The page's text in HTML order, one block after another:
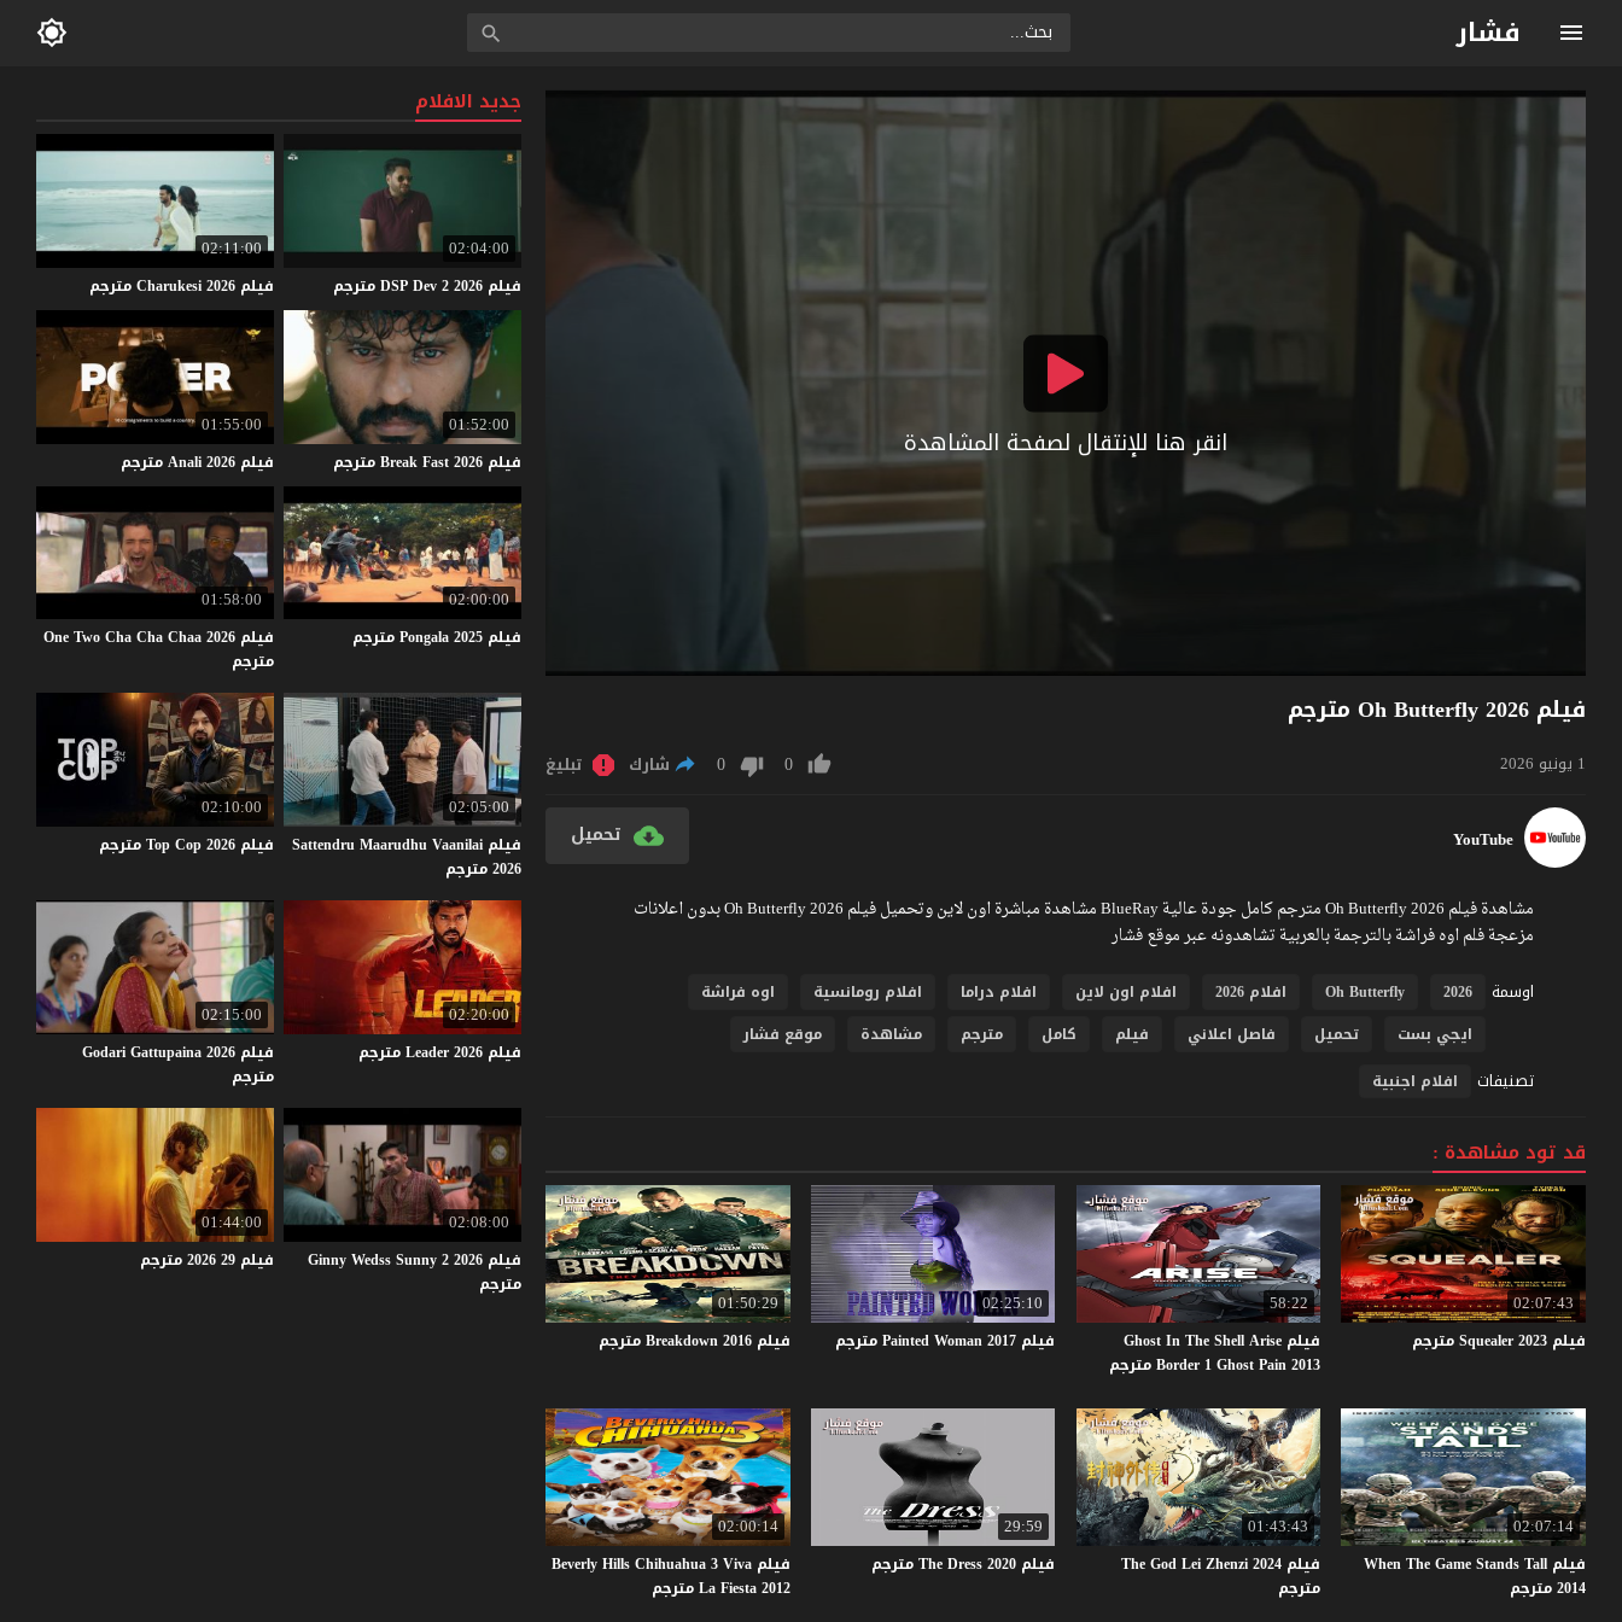
فشار
انقر هنا للإنتقال لصفحة المشاهدة
فيلم Oh Butterfly 2026 مترجم
1 يونيو 2026 0
0 شارك تبليغ
YouTube تحميل
مشاهدة فيلم Oh Butterfly 2026 مترجم كامل جودة عالية BlueRay مشاهدة مباشرة اون لاين وتحميل فيلم Oh Butterfly 2026 بدون اعلانات
مزعجة فلم اوه فراشة بالترجمة بالعربية تشاهدونه عبر موقع فشار
اوسمة
2026
Oh Butterfly افلام 2026 افلام اون لاين افلام دراما افلام رومانسية
اوه فراشة
ايجي بست
تحميل فاصل اعلاني فيلم كامل مترجم مشاهدة موقع فشار
تصنيفات افلام اجنبية
قد تود مشاهدة :
02:07:43
فيلم Squealer2023 مترجم
58:22
فيلم Ghost In The Shell Arise
Border 1 Ghost Pain 2013 مترجم
02:25:10
فيلم Painted Woman 2017 مترجم
01:50:29
فيلم Breakdown2016 مترجم
02:07:14
فيلم When The Game Stands Tall
2014 مترجم
01:43:43
فيلم The God Lei Zhenzi 2024
مترجم
29:59
فيلم The Dress 2020 مترجم
02:00:14
فيلم Beverly Hills Chihuahua 3 Viva
La Fiesta 2012 مترجم
جديد الافلام
02:04:00
فيلم DSPDev22026 مترجم
02:11:00
فيلم Charukesi2026 مترجم
01:52:00
فيلم BreakFast2026 مترجم
01:55:00
فيلم Anali2026 مترجم
02:00:00
فيلم Pongala2025 مترجم
01:58:00
فيلم One Two Cha Cha Chaa 2026
مترجم
02:05:00
فيلم Sattendru Maarudhu Vaanilai
2026 مترجم
02:10:00
فيلم TopCop2026 مترجم
02:20:00
فيلم Leader2026 مترجم
02:15:00
فيلم Godari Gattupaina 2026
مترجم
02:08:00
فيلم Ginny Wedss Sunny 2 2026
مترجم
01:44:00
فيلم 29
2026مترجم